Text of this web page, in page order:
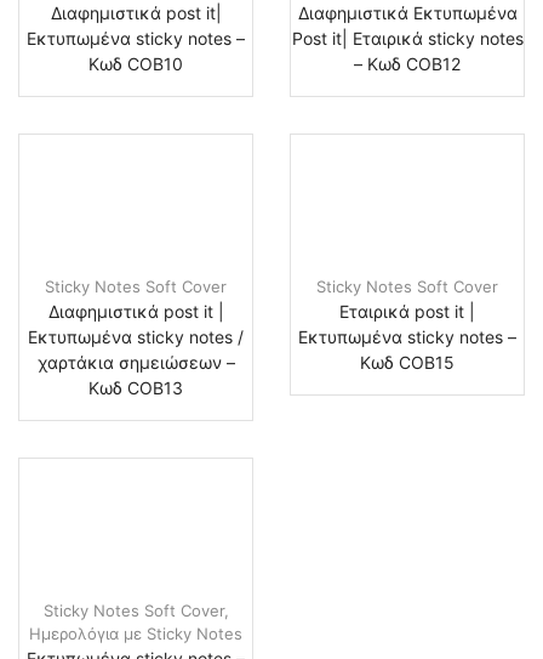
Διαφημιστικά post it|
Εκτυπωμένα sticky notes –
Κωδ COB10
Διαφημιστικά Εκτυπωμένα
Post it| Εταιρικά sticky notes
– Κωδ COB12
Sticky Notes Soft Cover
Διαφημιστικά post it |
Εκτυπωμένα sticky notes /
χαρτάκια σημειώσεων –
Κωδ COB13
Sticky Notes Soft Cover
Εταιρικά post it |
Εκτυπωμένα sticky notes –
Κωδ COB15
Sticky Notes Soft Cover,
Ημερολόγια με Sticky Notes